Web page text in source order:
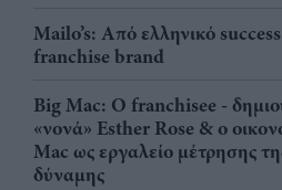
Mailo’s: Από ελληνικό
franchise brand
Big Mac: Ο franchisee -
«νονά» Esther Rose & ο
Mac ως εργαλείο μέτρησης
δύναμης